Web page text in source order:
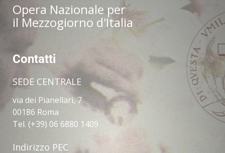
Opera Nazionale per
il Mezzogiorno d'Italia
Contatti
SEDE CENTRALE
via dei Pianellari, 7
00186 Roma
Tel. (+39) 06 6880 1409
Indirizzo PEC